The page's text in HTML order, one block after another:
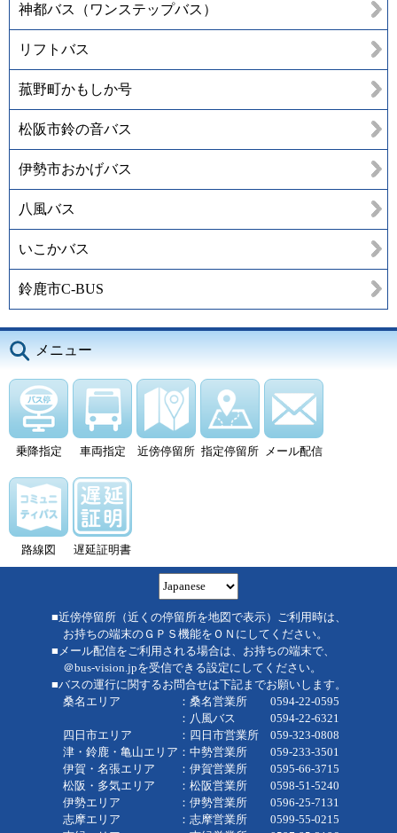
神都バス（ワンステップバス）
リフトバス
菰野町かもしか号
松阪市鈴の音バス
伊勢市おかげバス
八風バス
いこかバス
鈴鹿市C-BUS
メニュー
乗降指定 車両指定 近傍停留所 指定停留所 メール配信
路線図 遅延証明書
■近傍停留所（近くの停留所を地図で表示）ご利用時は、
お持ちの端末のＧＰＳ機能をＯＮにしてください。
■メール配信をご利用される場合は、お持ちの端末で、
＠bus-vision.jpを受信できる設定にしてください。
■バスの運行に関するお問合せは下記までお願いします。
桑名エリア ：桑名営業所 0594-22-0595
：八風バス 0594-22-6321
四日市エリア ：四日市営業所 059-323-0808
津・鈴鹿・亀山エリア：中勢営業所 059-233-3501
伊賀・名張エリア ：伊賀営業所 0595-66-3715
松阪・多気エリア ：松阪営業所 0598-51-5240
伊勢エリア ：伊勢営業所 0596-25-7131
志摩エリア ：志摩営業所 0599-55-0215